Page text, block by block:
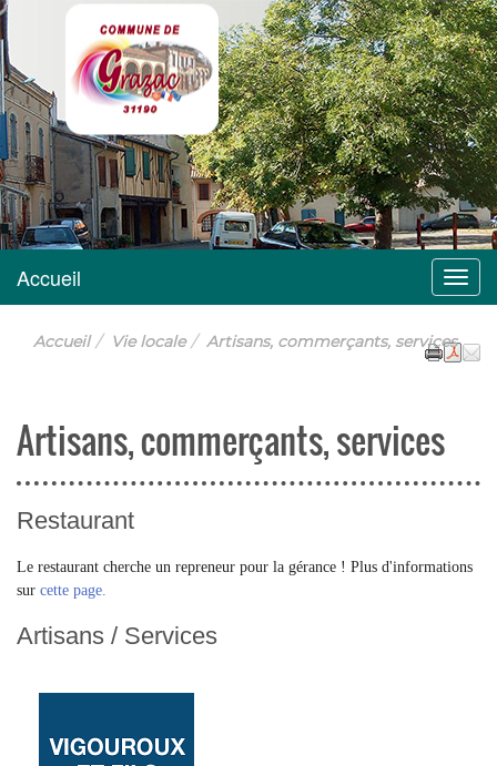
Grazac
Menu
Accueil
Accueil Vie locale Artisans, commerçants, services
Artisans, commerçants, services
Restaurant
Le restaurant cherche un repreneur pour la gérance ! Plus d'informations
sur cette page.
Artisans / Services